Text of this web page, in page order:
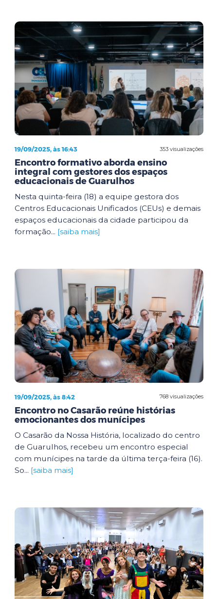
353 visualizações
19/09/2025, às 16:43
Encontro formativo aborda ensino
integral com gestores dos espaços
educacionais de Guarulhos
Nesta quinta-feira (18) a equipe gestora dos
Centros Educacionais Unificados (CEUs) e demais
espaços educacionais da cidade participou da
formação... [saiba mais]
768 visualizações
19/09/2025, às 8:42
Encontro no Casarão reúne histórias
emocionantes dos munícipes
O Casarão da Nossa História, localizado do centro
de Guarulhos, recebeu um encontro especial
com munícipes na tarde da última terça-feira (16).
So... [saiba mais]